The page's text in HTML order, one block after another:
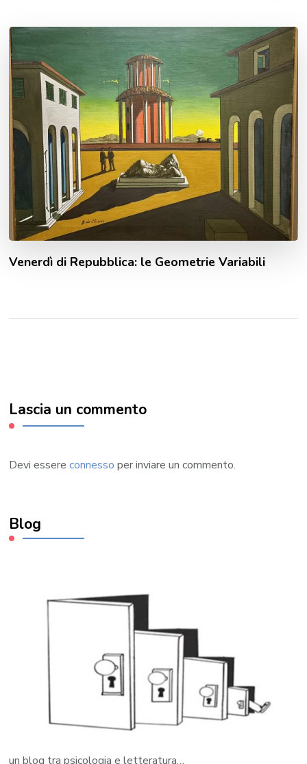
Venerdì di Repubblica: le Geometrie Variabili
Lascia un commento
Devi essereconnesso per inviare un commento.
Blog
un blog tra psicologia e letteratura…